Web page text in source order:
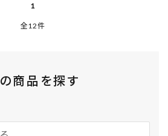
1
全12件
商品を探す